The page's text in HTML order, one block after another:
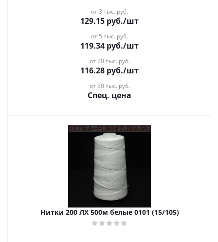
от 3 тыс. руб.
129.15 руб./шт
от 5 тыс. руб.
119.34 руб./шт
от 20 тыс. руб.
116.28 руб./шт
от 50 тыс. руб.
Спец. цена
Нитки 200 ЛХ 500м белые 0101 (15/105)